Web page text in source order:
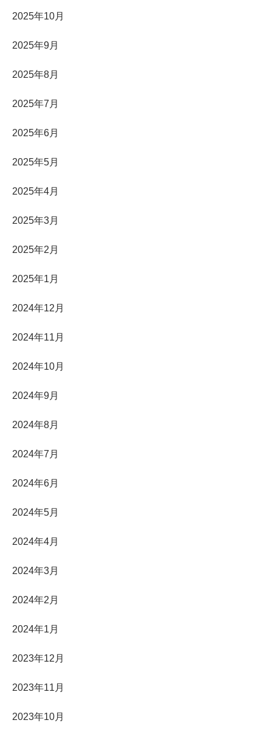
2025年10月
2025年9月
2025年8月
2025年7月
2025年6月
2025年5月
2025年4月
2025年3月
2025年2月
2025年1月
2024年12月
2024年11月
2024年10月
2024年9月
2024年8月
2024年7月
2024年6月
2024年5月
2024年4月
2024年3月
2024年2月
2024年1月
2023年12月
2023年11月
2023年10月